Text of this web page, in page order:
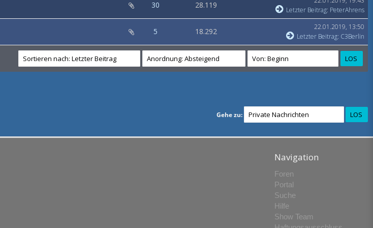
30 28.119
Letzter Beitrag: PeterAhrens
5 18.292
22.01.2019, 13:50
Letzter Beitrag: C3Berlin
Gehe zu:
Navigation
Foren
Portal
Suche
Hilfe
Show Team